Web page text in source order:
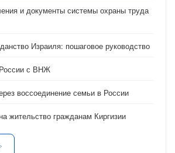
и документы системы охраны труда
Израиля: пошаговое руководство
с ВНЖ
воссоединение семьи в России
жительство гражданам Киргизии